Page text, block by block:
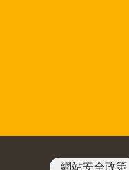
網站安全政策